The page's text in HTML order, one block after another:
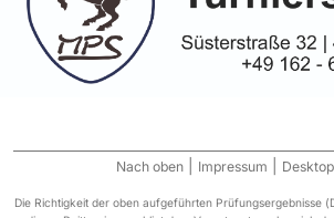
Nach oben Impressum
Die Richtigkeit der oben aufgeführten Prüfungsergebnisse